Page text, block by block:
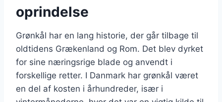
oprindelse
Grønkål har en lang historie, der går tilbage til
oldtidens Grækenland og Rom. Det blev dyrket
for sine næringsrige blade og anvendt i
forskellige retter. I Danmark har grønkål været
en del af kosten i århundreder, især i